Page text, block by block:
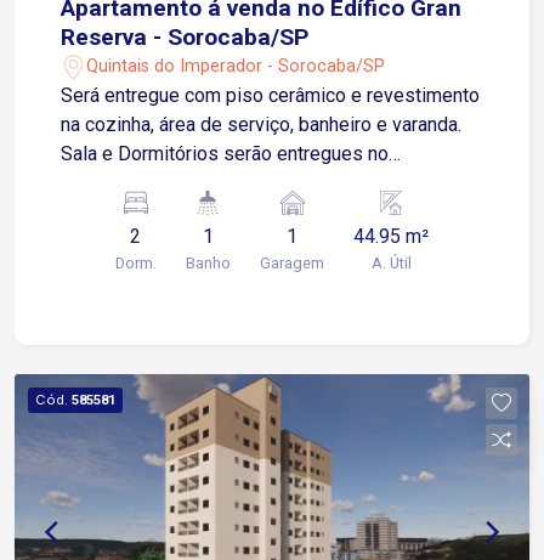
Apartamento á venda no Edífico Gran
Reserva - Sorocaba/SP
Quintais do Imperador - Sorocaba/SP
Será entregue com piso cerâmico e revestimento
na cozinha, área de serviço, banheiro e varanda.
Sala e Dormitórios serão entregues no
Garagem Descoberta e Fixa para um veículo de
pequeno ou médio porte Condomínio: torre única,
2 elevadores, playground, salão de festas.
2
Dorm.
1
Banho
1
Garagem
44.95 m²
A. Útil
Cód. 585581